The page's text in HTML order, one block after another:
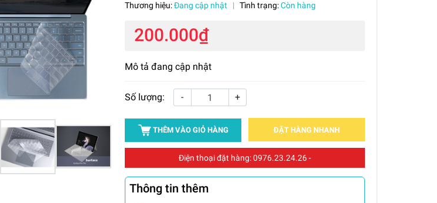
Thương hiệu:Đang cập nhật | Tình trạng:Còn hàng
200.000₫
Mô tả đang cập nhật
Số lượng: - +
THÊM VÀO GIỎ HÀNG ĐẶT HÀNG NHANH
Điện thoại đặt hàng:0976.23.24.26-
Thông tin thêm